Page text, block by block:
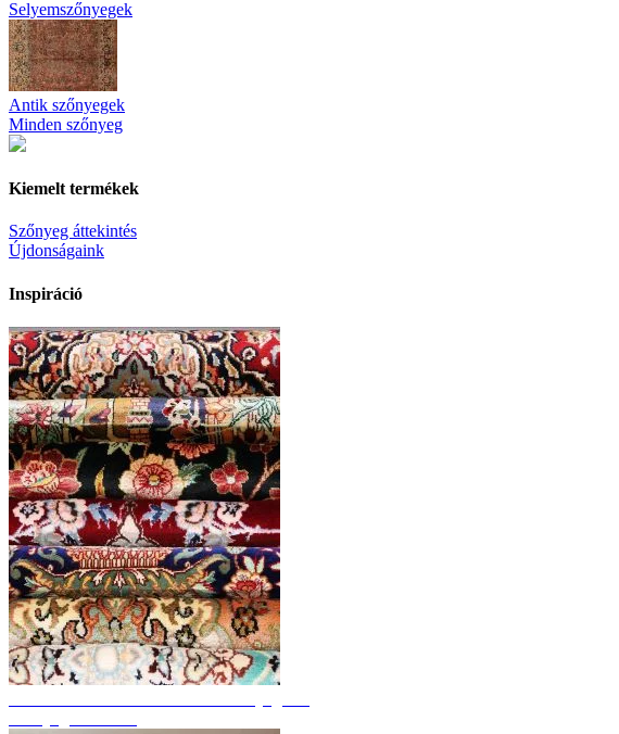
Selyemszőnyegek
Antik szőnyegek
Minden szőnyeg
Kiemelt termékek
Szőnyeg áttekintés
Újdonságaink
Inspiráció